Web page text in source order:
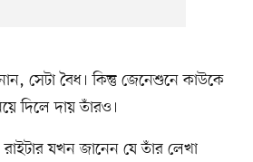
সেটা বৈধ। কিন্তু জেনেশুনে কাউকে
দিলে দায় তাঁরও।
যখন জানেন যে তাঁর লেখা